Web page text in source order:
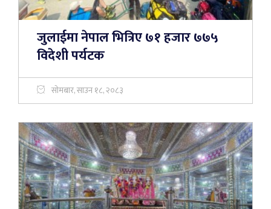
जुलाईमा नेपाल भित्रिए ७१ हजार ७७५
विदेशी पर्यटक
सोमबार, साउन १८, २०८३